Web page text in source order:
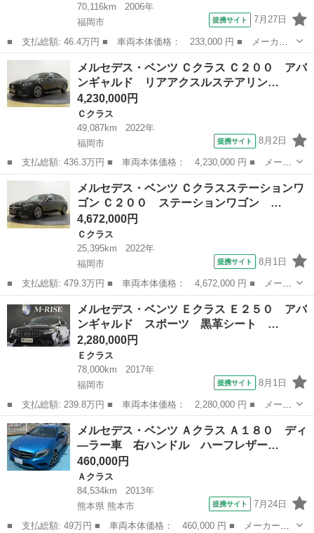
70,116km
2006年
福岡市
提携サイト 7月27日
■ 支払総額: 46.4万円 ■ 車両本体価格： 233,000 円 ■ メーカー
名： メルセデス・ベンツ ■ 車種名： Ｂクラス ■ グレード
名： Ｂ１７０ 取説・整備手帳 ディーラー車 右ハンドル キー
レス ＥＴＣ 車...
福岡 Ｂクラス
メルセデス・ベンツ Ｃクラス Ｃ２００ アバ
ンギャルド リアアクスルステアリン…
4,230,000円
Ｃクラス
49,087km
2022年
福岡市
提携サイト 8月2日
■ 支払総額: 436.3万円 ■ 車両本体価格： 4,230,000 円 ■ メーカ
ー名： メルセデス・ベンツ ■ 車種名： Ｃクラス ■ グレード
名： Ｃ２００ アバンギャルド リアアクスルステアリング ＡＭ
Ｇライン ...
福岡 Ｃクラス
メルセデス・ベンツ Ｃクラスステーションワ
ゴン Ｃ２００ ステーションワゴン …
4,672,000円
Ｃクラス
25,395km
2022年
福岡市
提携サイト 8月1日
■ 支払総額: 479.3万円 ■ 車両本体価格： 4,672,000 円 ■ メーカ
ー名： メルセデス・ベンツ ■ 車種名： Ｃクラスステーションワ
ゴン ■ グレード名： Ｃ２００ ステーションワゴン アバンギャ
ルド Ａ...
福岡 福岡市 Ｃクラス
メルセデス・ベンツ Ｅクラス Ｅ２５０ アバ
ンギャルド スポーツ 黒革シート …
2,280,000円
Ｅクラス
78,000km
2017年
福岡市
提携サイト 8月1日
■ 支払総額: 239.8万円 ■ 車両本体価格： 2,280,000 円 ■ メーカ
ー名： メルセデス・ベンツ ■ 車種名： Ｅクラス ■ グレード
名： Ｅ２５０ アバンギャルド スポーツ 黒革シート パナメリ
カーナグリ...
福岡 福岡市 Ｅクラス
メルセデス・ベンツ Ａクラス Ａ１８０ ディ
―ラー車 右ハンドル ハーフレザー…
460,000円
Ａクラス
84,534km
2013年
熊本県 熊本市
提携サイト 7月24日
■ 支払総額: 49万円 ■ 車両本体価格： 460,000 円 ■ メーカー